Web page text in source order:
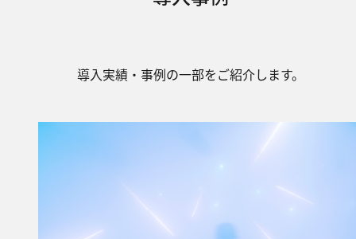
導入実績・事例の一部をご紹介します。